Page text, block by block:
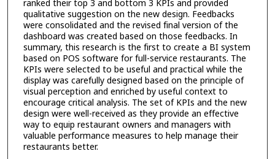
ranked their top 3 and bottom 3 KPIs and provided
qualitative suggestion on the new design. Feedbacks
were consolidated and the revised final version of the
dashboard was created based on those feedbacks. In
summary, this research is the first to create a BI system
based on POS software for full-service restaurants. The
KPIs were selected to be useful and practical while the
display was carefully designed based on the principle of
visual perception and enriched by useful context to
encourage critical analysis. The set of KPIs and the new
design were well-received as they provide an effective
way to equip restaurant owners and managers with
valuable performance measures to help manage their
restaurants better.